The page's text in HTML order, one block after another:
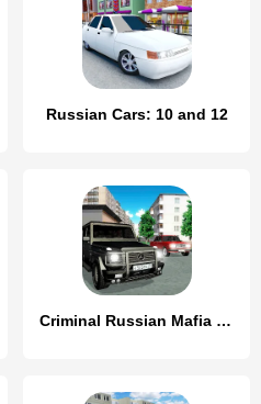
Russian Cars: 10 and 12
Criminal Russian Mafia Cars